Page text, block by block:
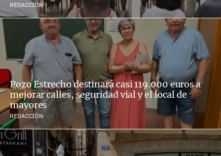
REDACCIÓN
Pozo Estrecho destinará casi 119.000 euros a
mejorar calles, seguridad vial y el local de
mayores
REDACCIÓN